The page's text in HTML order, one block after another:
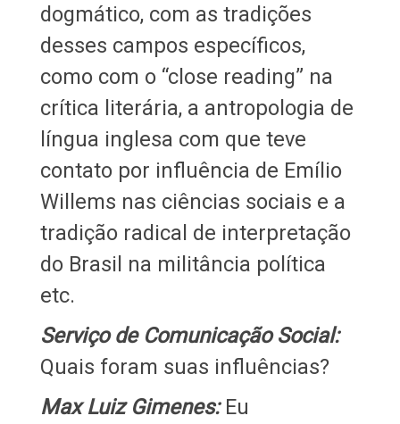
dogmático, com as tradições
desses campos específicos,
como com o “close reading” na
crítica literária, a antropologia de
língua inglesa com que teve
contato por influência de Emílio
Willems nas ciências sociais e a
tradição radical de interpretação
do Brasil na militância política
etc.
Serviço de Comunicação Social:
Quais foram suas influências?
Max Luiz Gimenes: Eu